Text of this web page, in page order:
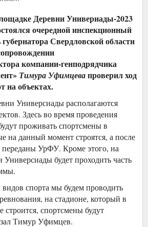
Деревни Универиады-2023
очередной инспекционный
Свердловской области
компании-генподрядчика
Тимура Уфимцевапроверил ход
на объектах.
Универсиады располагаются
Здесь во время проведения
проживать спортсмены в
на данный момент строятся, а после
переданы УрФУ. Кроме этого, на
будет проходить часть
спорта мы будем проводить
на стадионе, который в
спортсмены будут
Тимур Уфимцев.